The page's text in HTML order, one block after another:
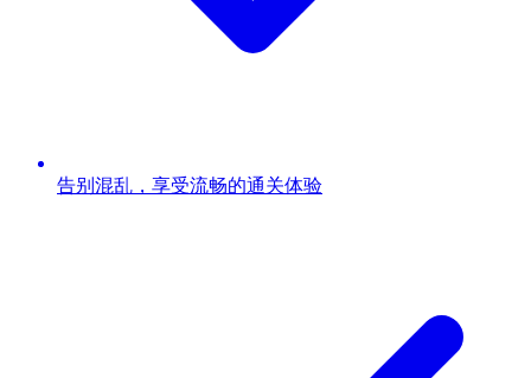
告别混乱，享受流畅的通关体验